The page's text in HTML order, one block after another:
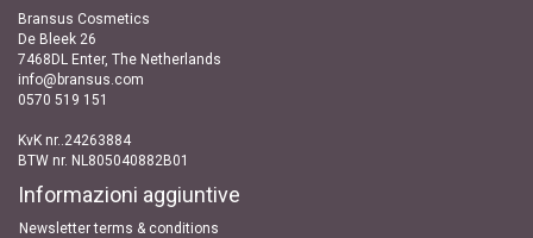
Bransus Cosmetics
De Bleek 26
7468DL Enter, The Netherlands
info@bransus.com
0570 519 151
KvK nr..24263884
BTW nr. NL805040882B01
Informazioni aggiuntive
Newsletter terms & conditions